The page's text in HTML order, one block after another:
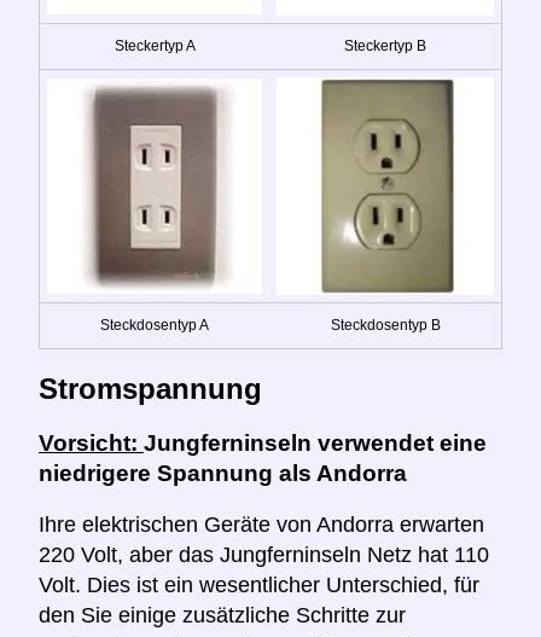
Steckertyp A Steckertyp B
Steckdosentyp A Steckdosentyp B
Stromspannung
Vorsicht: Jungferninseln verwendet eine
niedrigere Spannung als Andorra
Ihre elektrischen Geräte von Andorra erwarten
220 Volt, aber das Jungferninseln Netz hat 110
Volt. Dies ist ein wesentlicher Unterschied, für
den Sie einige zusätzliche Schritte zur